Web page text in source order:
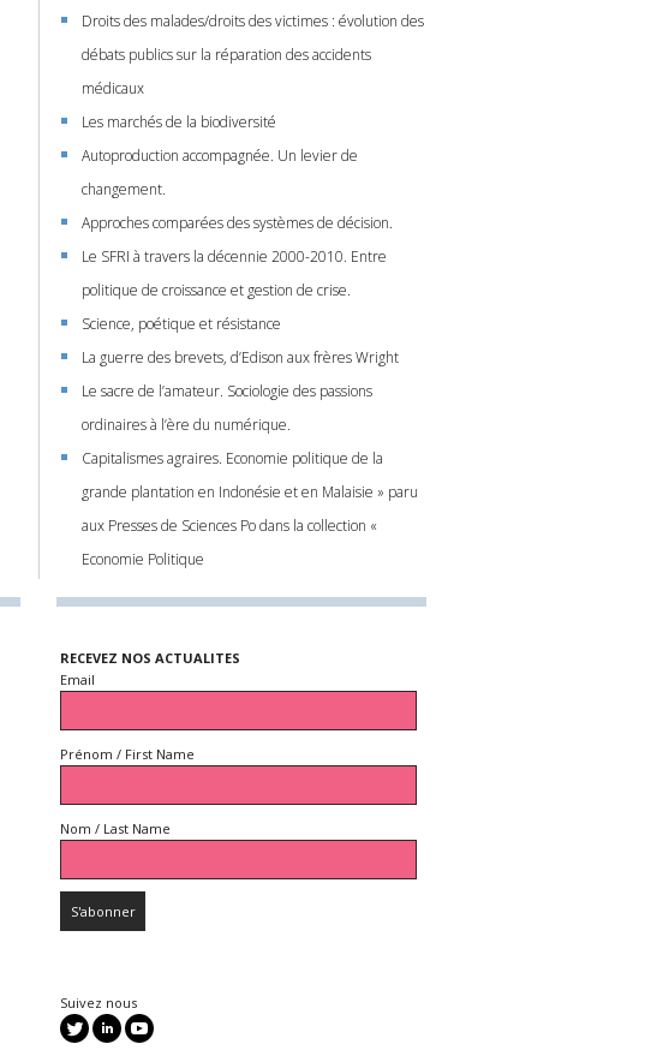
Droits des malades/droits des victimes : évolution des
débats publics sur la réparation des accidents
médicaux
Les marchés de la biodiversité
Autoproduction accompagnée. Un levier de
changement.
Approches comparées des systèmes de décision.
Le SFRI à travers la décennie 2000-2010. Entre
politique de croissance et gestion de crise.
Science, poétique et résistance
La guerre des brevets, d’Edison aux frères Wright
Le sacre de l’amateur. Sociologie des passions
ordinaires à l’ère du numérique.
Capitalismes agraires. Economie politique de la
grande plantation en Indonésie et en Malaisie » paru
aux Presses de Sciences Po dans la collection «
Economie Politique
RECEVEZ NOS ACTUALITES
Email
Prénom / First Name
Nom / Last Name
Suivez nous